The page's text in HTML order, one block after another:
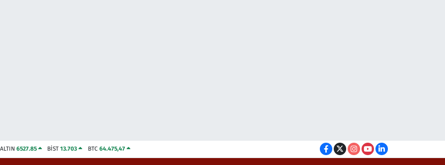
ALTIN 6527.85 BİST13.703 BTC 64.475,47